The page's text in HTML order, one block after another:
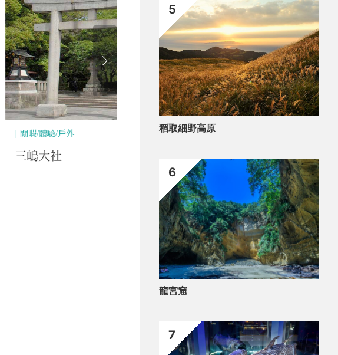
歷史/文化
三嶋大社 三
稻取細野高原
5
龍宮窟
6
7